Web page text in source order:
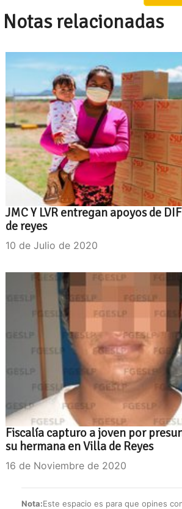
Notas relacionadas
JMC Y LVR entregan apoyos de
de reyes
10 de Julio de 2020
Fiscalía capturo a joven por
su hermana en Villa de Reyes
16 de Noviembre de 2020
Nota:Este espacio es para que opines